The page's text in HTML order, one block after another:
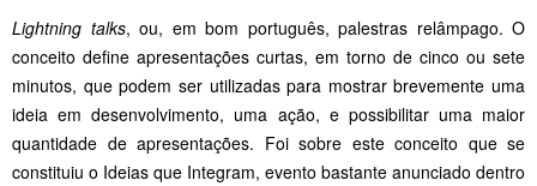
Lightning talks, ou, em bom português, palestras relâmpago. O
conceito define apresentações curtas, em torno de cinco ou sete
minutos, que podem ser utilizadas para mostrar brevemente uma
ideia em desenvolvimento, uma ação, e possibilitar uma maior
quantidade de apresentações. Foi sobre este conceito que se
constituiu o Ideias que Integram, evento bastante anunciado dentro